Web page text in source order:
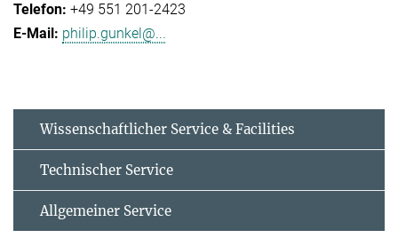
+49 551 201-2423
philip.gunkel@...
Wissenschaftlicher Service & Facilities
Technischer Service
Allgemeiner Service